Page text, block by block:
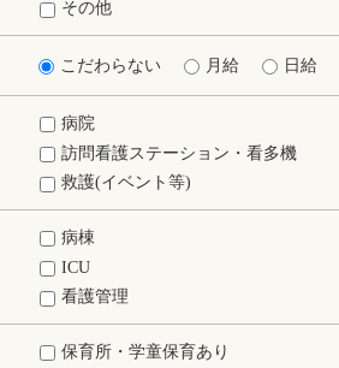
その他
こだわらない 月給 日給
病院
訪問看護ステーション・看多機
救護(イベント等)
病棟
ICU
看護管理
保育所・学童保育あり